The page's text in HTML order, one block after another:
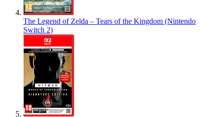
The Legend of Zelda – Tears of the Kingdom (Nintendo
Switch 2)